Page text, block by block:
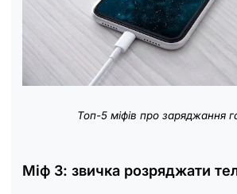
Топ-5 міфів про заряджання
Міф 3: звичка розряджати